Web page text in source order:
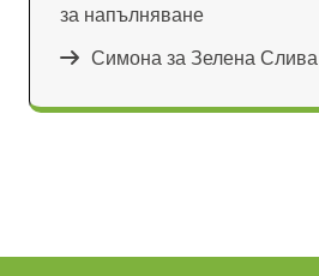
за напълняване
СимоназаЗелена Слива